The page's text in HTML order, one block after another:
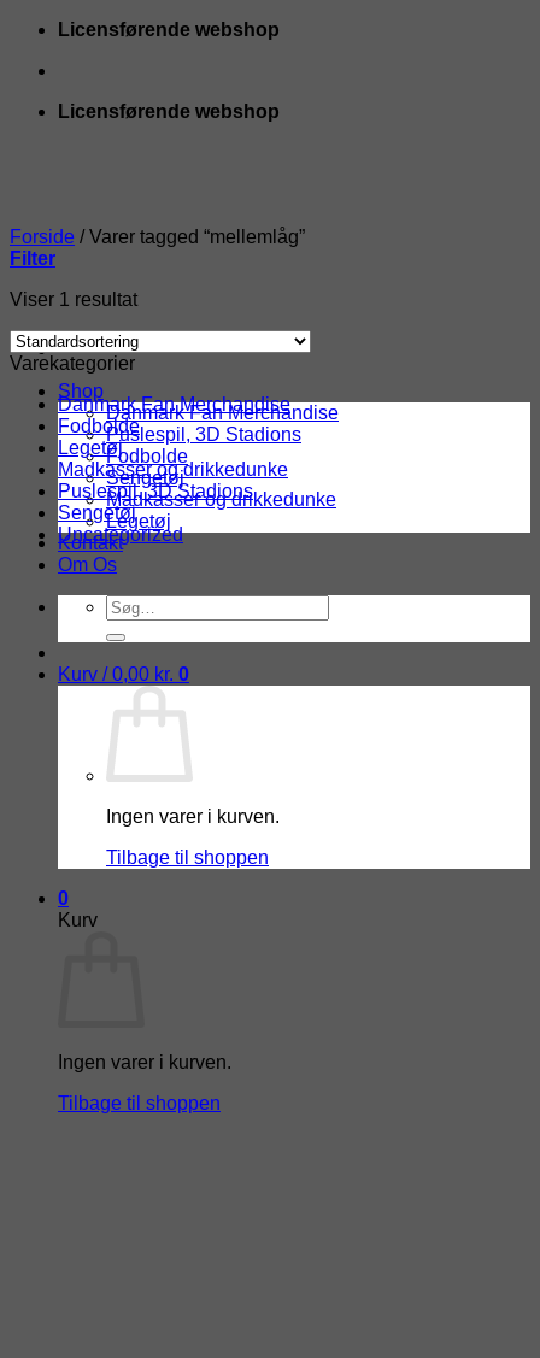
Fortsæt
indhold
Licensførende webshop
Licensførende webshop
Shop
Danmark Fan Merchandise
Puslespil, 3D Stadions
Fodbolde
Sengetøj
Madkasser og drikkedunke
Legetøj
Kontakt
Om Os
Søg
efter:
Kurv /0,00 kr. 0
Ingen varer i kurven.
Tilbage til shoppen
0
Kurv
Ingen varer i kurven.
Tilbage til shoppen
Forside /Varer tagged “mellemlåg”
Filter
Viser 1 resultat
Varekategorier
Danmark Fan Merchandise
Fodbolde
Legetøj
Madkasser og drikkedunke
Puslespil, 3D Stadions
Sengetøj
Uncategorized